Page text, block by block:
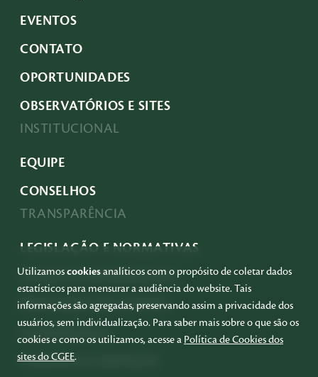
EVENTOS
CONTATO
OPORTUNIDADES
OBSERVATÓRIOS E SITES
INSTITUCIONAL
EQUIPE
CONSELHOS
TRANSPARÊNCIA
LEGISLAÇÃO E NORMATIVAS
ACESSO À INFORMAÇÃO
PRESTAÇÃO DE CONTAS
GOVERNANÇA
COMPRAS E SERVIÇOS
Utilizamoscookiesanalíticos com o propósito de coletar dados
estatísticos para mensurar a audiência do website. Tais
informações são agregadas, preservando assim a privacidade dos
usuários, sem individualização. Para saber mais sobre o que são os
cookies e como os utilizamos, acesse a Política de Cookies dos
sites do CGEE.